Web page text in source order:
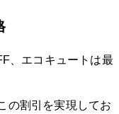
、エコキュートは最
の割引を実現してお